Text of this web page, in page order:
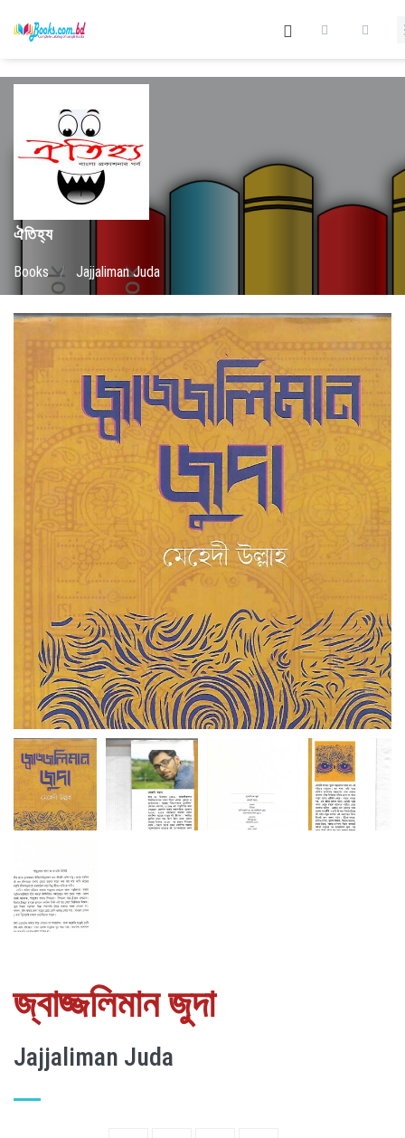
ঐতিহ্য
Books / Jajjaliman Juda
জ্বাজ্জলিমান জুদা
Jajjaliman Juda